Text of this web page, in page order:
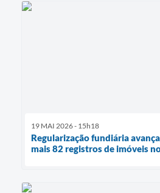
19 MAI 2026 - 15h18
Regularização fundiária
mais 82 registros de imóveis